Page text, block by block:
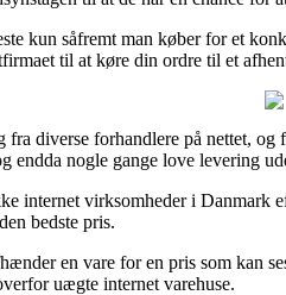
kun såfremt man køber for et
til at køre din ordre til et
diverse forhandlere på nettet,
endda nogle gange love levering
internet virksomheder i
bedste pris.
en vare for en pris som kan
uægte internet varehuse.